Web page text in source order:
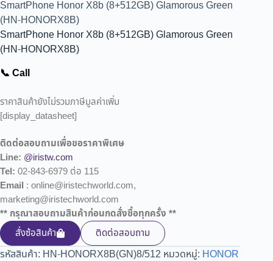
SmartPhone Honor X8b (8+512GB) Glamorous Green
(HN-HONORX8B)
SmartPhone Honor X8b (8+512GB) Glamorous Green
(HN-HONORX8B)
📞 Call
ราคาสินค้ายังไม่รวมภาษีมูลค่าเพิ่ม
[display_datasheet]
ติดต่อสอบถามเพื่อขอราคาพิเศษ
Line: @iristw.com
Tel: 02-843-6979 ต่อ 115
Email : online@iristechworld.com,
marketing@iristechworld.com
** กรุณาสอบถามสินค้าก่อนกดสั่งซื้อทุกครั้ง **
สั่งซ้อสินค้า
ติดต่อสอบถาม
รหัสสินค้า: HN-HONORX8B(GN)8/512 หมวดหมู่: HONOR